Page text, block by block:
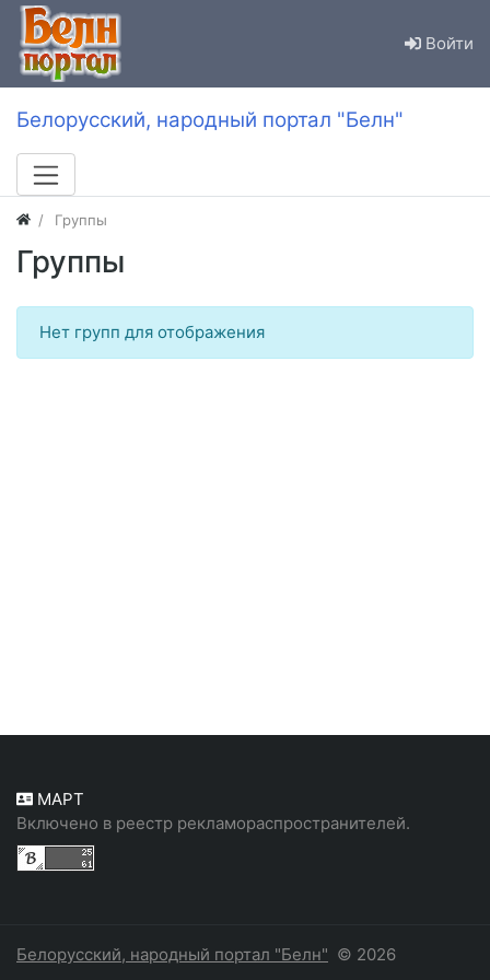
Войти
Белорусский, народный портал "Белн"
Группы
Группы
Нет групп для отображения
МАРТ
Включено в реестр рекламораспространителей.
Белорусский, народный портал "Белн" © 2026